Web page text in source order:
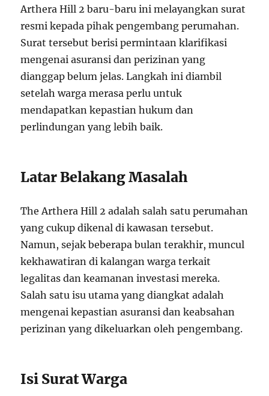
Arthera Hill 2 baru-baru ini melayangkan surat
resmi kepada pihak pengembang perumahan.
Surat tersebut berisi permintaan klarifikasi
mengenai asuransi dan perizinan yang
dianggap belum jelas. Langkah ini diambil
setelah warga merasa perlu untuk
mendapatkan kepastian hukum dan
perlindungan yang lebih baik.
Latar Belakang Masalah
The Arthera Hill 2 adalah salah satu perumahan
yang cukup dikenal di kawasan tersebut.
Namun, sejak beberapa bulan terakhir, muncul
kekhawatiran di kalangan warga terkait
legalitas dan keamanan investasi mereka.
Salah satu isu utama yang diangkat adalah
mengenai kepastian asuransi dan keabsahan
perizinan yang dikeluarkan oleh pengembang.
Isi Surat Warga